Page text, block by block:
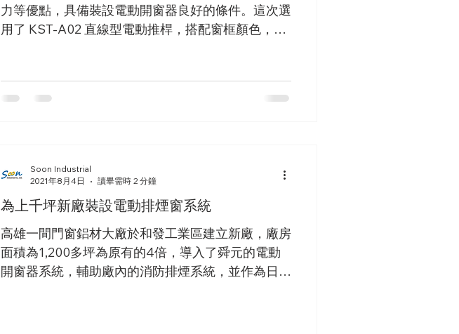
力等優點，具備裝設電動開窗器良好的條件。這次選
用了 KST-A02 直線型電動推桿，搭配窗框顏色，做
桿 縮小了約 30%
為上千坪新廠裝設電動排煙窗系統
高雄一間門窗鋁材大廠於和發工業區建立新廠，廠房
面積為1,200多坪為原有的4倍，導入了舜元的電動
開窗器系統，輔助廠內的消防排煙系統，並作為日常
Soon Industrial
2021年8月4日
讀畢需時 2 分鐘